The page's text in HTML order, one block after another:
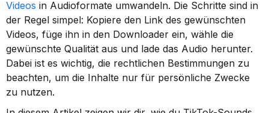
Videos in Audioformate umwandeln. Die Schritte sind in
der Regel simpel: Kopiere den Link des gewünschten
Videos, füge ihn in den Downloader ein, wähle die
gewünschte Qualität aus und lade das Audio herunter.
Dabei ist es wichtig, die rechtlichen Bestimmungen zu
beachten, um die Inhalte nur für persönliche Zwecke
zu nutzen.